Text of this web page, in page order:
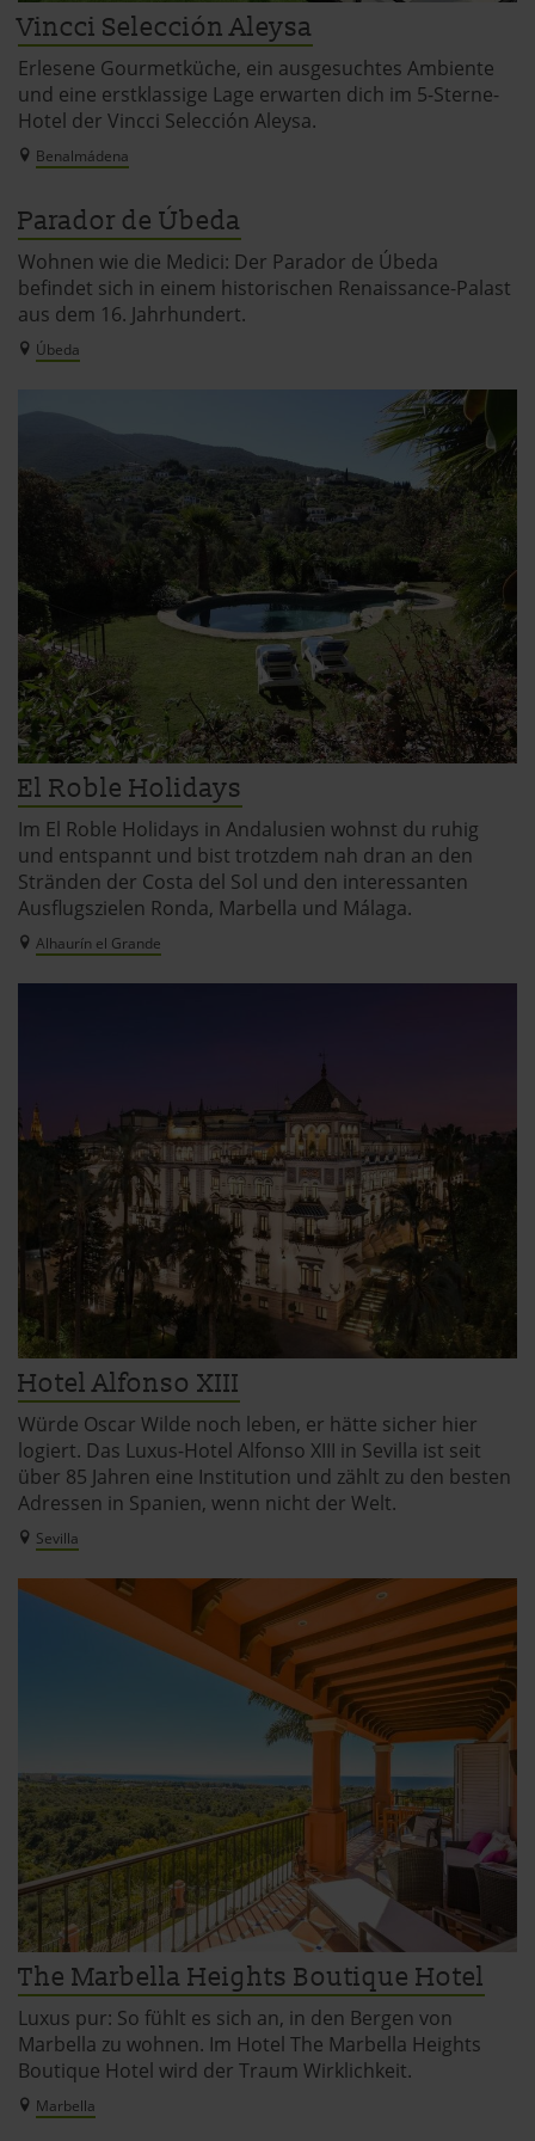
Vincci Selección Aleysa
Erlesene Gourmetküche, ein ausgesuchtes Ambiente
und eine erstklassige Lage erwarten dich im 5-Sterne-
Hotel der Vincci Selección Aleysa.
Benalmádena
Parador de Úbeda
Wohnen wie die Medici: Der Parador de Úbeda
befindet sich in einem historischen Renaissance-Palast
aus dem 16. Jahrhundert.
Úbeda
El Roble Holidays
Im El Roble Holidays in Andalusien wohnst du ruhig
und entspannt und bist trotzdem nah dran an den
Stränden der Costa del Sol und den interessanten
Ausflugszielen Ronda, Marbella und Málaga.
Alhaurín el Grande
Hotel Alfonso XIII
Würde Oscar Wilde noch leben, er hätte sicher hier
logiert. Das Luxus-Hotel Alfonso XIII in Sevilla ist seit
über 85 Jahren eine Institution und zählt zu den besten
Adressen in Spanien, wenn nicht der Welt.
Sevilla
The Marbella Heights Boutique Hotel
Luxus pur: So fühlt es sich an, in den Bergen von
Marbella zu wohnen. Im Hotel The Marbella Heights
Boutique Hotel wird der Traum Wirklichkeit.
Marbella